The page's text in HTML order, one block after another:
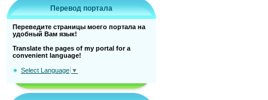
Перевод портала
Переведите страницы моего портала на
удобный Вам язык!
Translate the pages of my portal for a
convenient language!
Select Language ▼